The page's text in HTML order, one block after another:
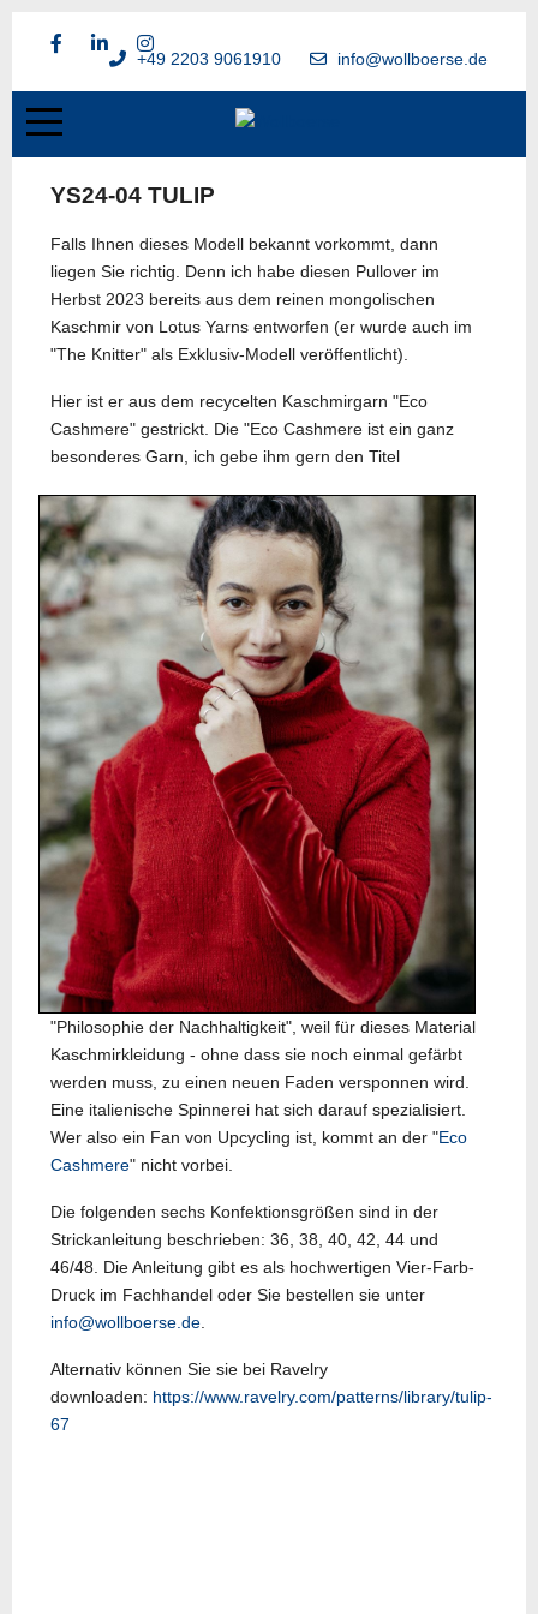
+49 2203 9061910 info@wollboerse.de
YS24-04 TULIP
Falls Ihnen dieses Modell bekannt vorkommt, dann
liegen Sie richtig. Denn ich habe diesen Pullover im
Herbst 2023 bereits aus dem reinen mongolischen
Kaschmir von Lotus Yarns entworfen (er wurde auch im
"The Knitter" als Exklusiv-Modell veröffentlicht).
Hier ist er aus dem recycelten Kaschmirgarn "Eco
Cashmere" gestrickt. Die "Eco Cashmere ist ein ganz
besonderes Garn, ich gebe ihm gern den Titel
"Philosophie der Nachhaltigkeit", weil für dieses Material
Kaschmirkleidung - ohne dass sie noch einmal gefärbt
werden muss, zu einen neuen Faden versponnen wird.
Eine italienische Spinnerei hat sich darauf spezialisiert.
Wer also ein Fan von Upcycling ist, kommt an der "Eco
Cashmere" nicht vorbei.
Die folgenden sechs Konfektionsgrößen sind in der
Strickanleitung beschrieben: 36, 38, 40, 42, 44 und
46/48. Die Anleitung gibt es als hochwertigen Vier-Farb-
Druck im Fachhandel oder Sie bestellen sie unter
info@wollboerse.de
Alternativ können Sie sie bei Ravelry
downloaden: https://www.ravelry.com/patterns/library/tulip-
67